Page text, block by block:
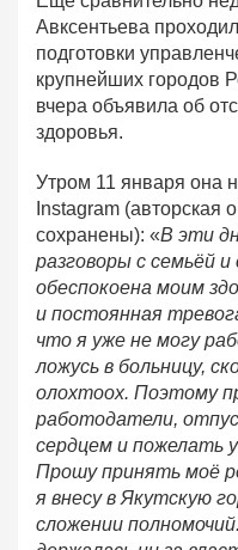
Авксентьева
подготовки
крупнейших городов
вчера объявила об
здоровья.
Утром 11 января она
Instagram (авторская
сохранены): «В эти
разговоры с семьёй
обеспокоена моим
и постоянная
что я уже не могу
ложусь в больницу,
олохтоох. Поэтому
работодатели,
сердцем и пожелать
Прошу принять моё
я внесу в Якутскую
сложении